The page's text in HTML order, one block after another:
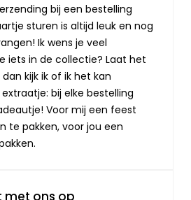
bij een bestelling
sturen is altijd leuk en nog
Ik wens je veel
iets in de collectie? Laat het
kijk ik of ik het kan
bij elke bestelling
Voor mij een feest
te pakken, voor jou een
met ons op